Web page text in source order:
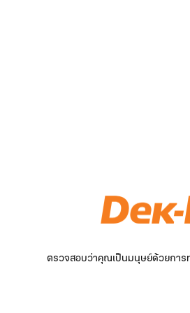
ตรวจสอบว่าคุณเป็นมนุษย์ด้วยการ